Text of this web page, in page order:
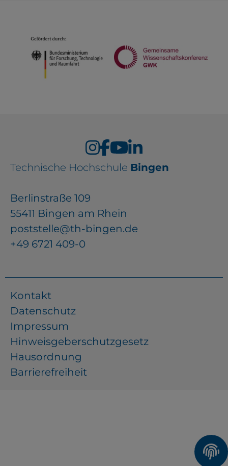
Technische Hochschule Bingen
Berlinstraße 109
55411 Bingen am Rhein
poststelle@th-bingen.de
+49 6721 409-0
Kontakt
Datenschutz
Impressum
Hinweisgeberschutzgesetz
Hausordnung
Barrierefreiheit